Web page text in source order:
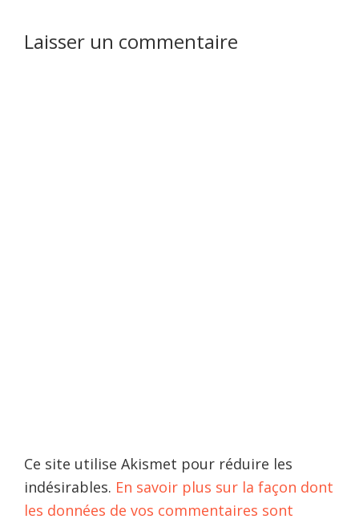
Interactions
Laisser un commentaire
Ce site utilise Akismet pour réduire les
indésirables. En savoir plus sur la façon dont
les données de vos commentaires sont